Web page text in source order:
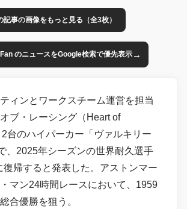
記事の画像をもっと見る（全3枚）
のニュースをGoogle検索で優先表示→
ィンとワークスチーム運営を担当
ブ・レーシング（Heart of
台のハイパーカー「ヴァルキリー
、2025年シーズンの世界耐久選手
復帰すると発表した。アストンマー
マン24時間レースにおいて、1959
合優勝を狙う。